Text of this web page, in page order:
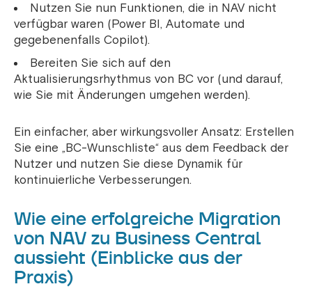
Nutzen Sie nun Funktionen, die in NAV nicht
verfügbar waren (Power BI, Automate und
gegebenenfalls Copilot).
Bereiten Sie sich auf den
Aktualisierungsrhythmus von BC vor (und darauf,
wie Sie mit Änderungen umgehen werden).
Ein einfacher, aber wirkungsvoller Ansatz: Erstellen
Sie eine „BC-Wunschliste“ aus dem Feedback der
Nutzer und nutzen Sie diese Dynamik für
kontinuierliche Verbesserungen.
Wie eine erfolgreiche Migration
von NAV zu Business Central
aussieht (Einblicke aus der
Praxis)